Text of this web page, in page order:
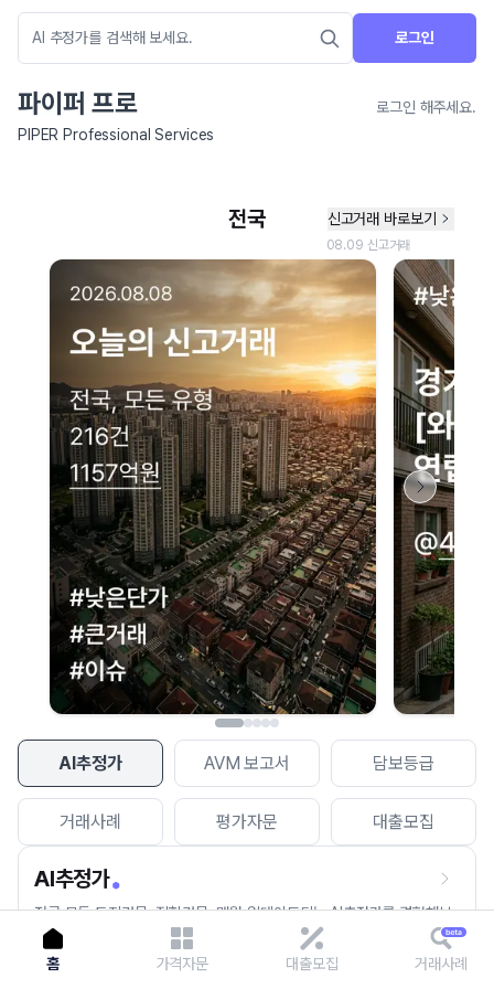
로그인
파이퍼 프로
로그인 해주세요.
PIPER Professional Services
AI추정가 AVM 보고서 담보등급
거래사례 평가자문 대출모집
AI추정가
전국 모든 토지건물, 집합건물, 매월 업데이트되는 AI추정가를 경험해보
세요.
네이버 지도 연결 안내
현재 네이버 지도 연결이 원활하지 않아 지도를 불러올 수 없습니다.
이용에 불편을 드려 죄송합니다.
다시 시도
홈 가격자문 대출모집 거래사례